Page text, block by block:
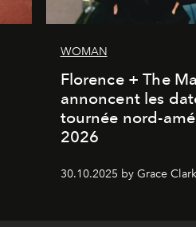
WOMAN
Florence + The
annoncent les
tournée nord-
2026
30.10.2025 by Grace